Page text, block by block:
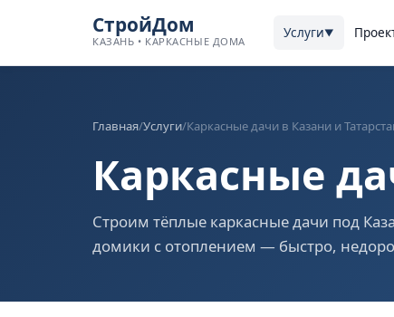
СтройДом
КАЗАНЬ • КАРКАСНЫЕ ДОМА
Услуги▼
Главная/Услуги/Каркасные дачи в Казани и
Каркасные
Строим тёплые каркасные дачи под
домики с отоплением — быстро,